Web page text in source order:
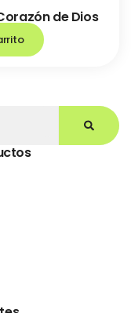
de Dios